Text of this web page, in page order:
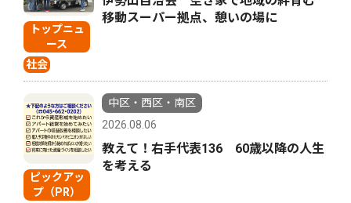
トップニュ
ース
社会
移動スーパー拠点、憩いの場に
ピックアッ
プ（PR）
中区・西区・南区
2026.08.06
教えて！右手代表136 60歳以降の人生
を考える